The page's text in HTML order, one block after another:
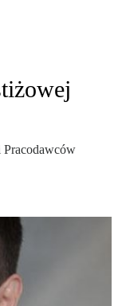
Pracodawców